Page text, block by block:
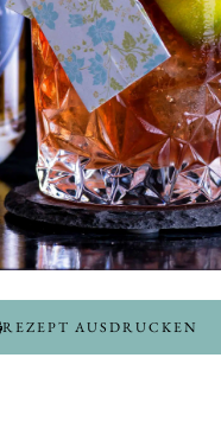
REZEPT AUSDRUCKEN